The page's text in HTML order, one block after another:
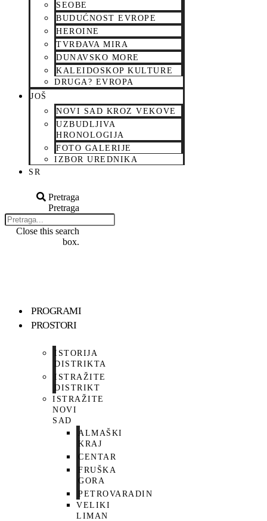
SEOBE
BUDUĆNOST EVROPE
HEROINE
TVRĐAVA MIRA
DUNAVSKO MORE
KALEIDOSKOP KULTURE
DRUGA? EVROPA
JOŠ
NOVI SAD KROZ VEKOVE
UZBUDLJIVA
HRONOLOGIJA
FOTO GALERIJE
IZBOR UREDNIKA
SR
Pretraga
Pretraga
Close this search
box.
PROGRAMI
PROSTORI
ISTORIJA
DISTRIKTA
ISTRAŽITE
DISTRIKT
ISTRAŽITE
NOVI
SAD
ALMAŠKI
KRAJ
CENTAR
FRUŠKA
GORA
PETROVARADIN
VELIKI
LIMAN